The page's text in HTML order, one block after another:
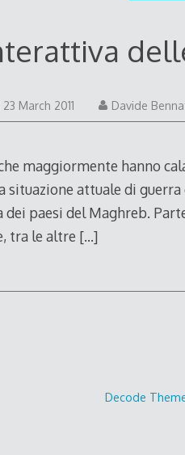
23 March 2011
September
Davide
maggiormente hanno
attuale di guerra
paesi del Maghreb.
tra le altre […]
Decode